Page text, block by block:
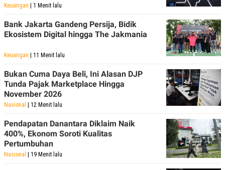
SITEMAPPROFILETERM
OF
PEDOMAN
SIBER
PRIVACY
POLICY
Keuangan | 1 Menit lalu
Bank Jakarta Gandeng Persija, Bidik
Ekosistem Digital hingga The Jakmania
Keuangan | 11 Menit lalu
Bukan Cuma Daya Beli, Ini Alasan DJP
Tunda Pajak Marketplace Hingga
November 2026
Nasional | 12 Menit lalu
Pendapatan Danantara Diklaim Naik
400%, Ekonom Soroti Kualitas
Pertumbuhan
Nasional | 19 Menit lalu